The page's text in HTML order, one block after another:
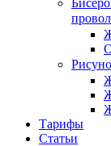
Тарифы
Статьи